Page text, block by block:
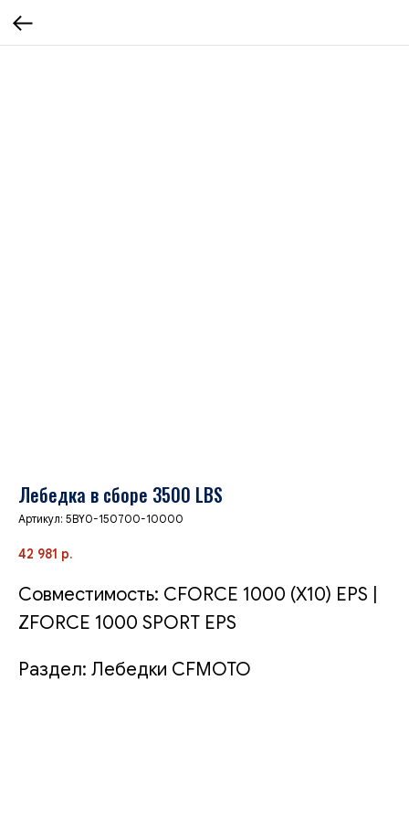
Лебедка в сборе 3500 LBS
Артикул: 5BY0-150700-10000
42 981 р.
Совместимость: CFORCE 1000 (X10) EPS |
ZFORCE 1000 SPORT EPS
Раздел: Лебедки CFMOTO